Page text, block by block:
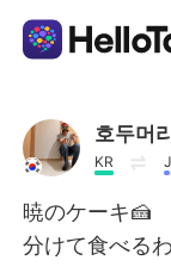
App di
AI
Italiano
호두머
KR
暁のケーキ🍰
分けて食べる